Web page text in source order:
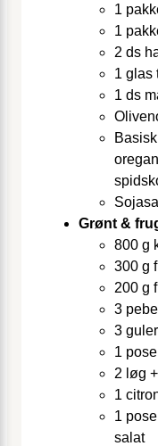
1
1
2 ds
1 glas
1 ds
Grønt &
800 g
300 g
200 g
3
3
1
2 løg
1
1
salat